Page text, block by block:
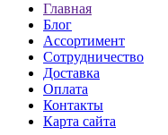
Главная
Блог
Ассортимент
Сотрудничество
Доставка
Оплата
Контакты
Карта сайта